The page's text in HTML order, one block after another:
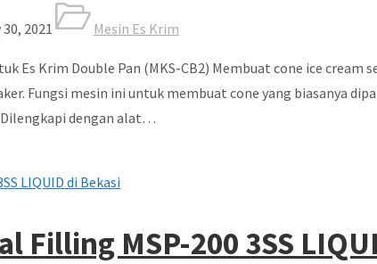
2021 Mesin Es Krim
Es Krim Double Pan (MKS-CB2) Membuat cone ice
Fungsi mesin ini untuk membuat cone yang biasanya
dengan alat…
Filling MSP-200 3SS